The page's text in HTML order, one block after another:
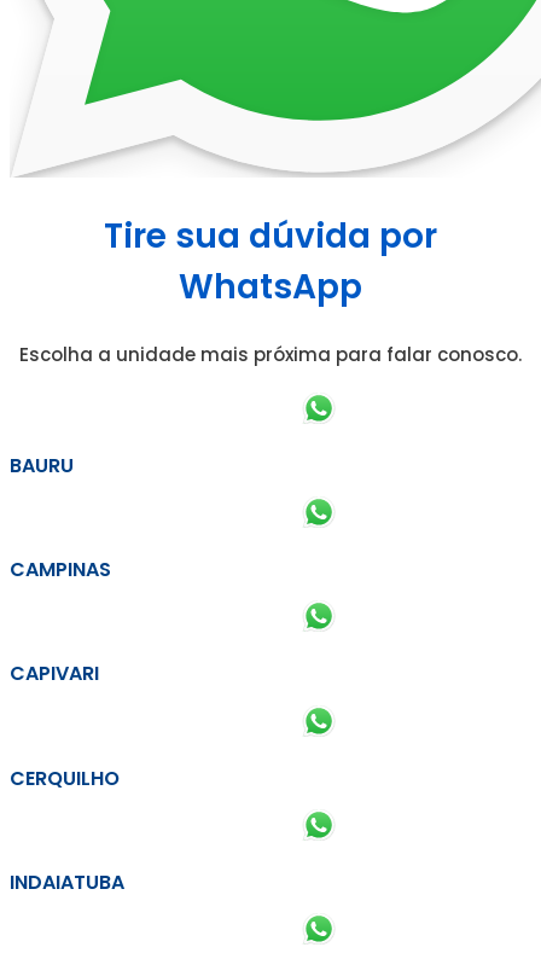
Tire sua dúvida por
WhatsApp
Escolha a unidade mais próxima para falar conosco.
BAURU
CAMPINAS
CAPIVARI
CERQUILHO
INDAIATUBA